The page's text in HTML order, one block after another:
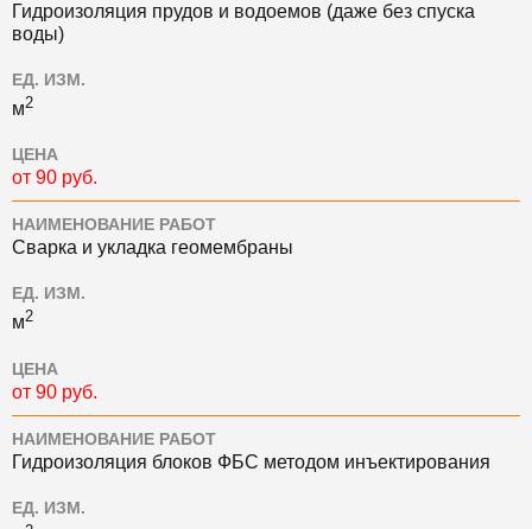
Гидроизоляция прудов и водоемов (даже без спуска
воды)
ЕД. ИЗМ.
м2
ЦЕНА
от 90 руб.
НАИМЕНОВАНИЕ РАБОТ
Сварка и укладка геомембраны
ЕД. ИЗМ.
м2
ЦЕНА
от 90 руб.
НАИМЕНОВАНИЕ РАБОТ
Гидроизоляция блоков ФБС методом инъектирования
ЕД. ИЗМ.